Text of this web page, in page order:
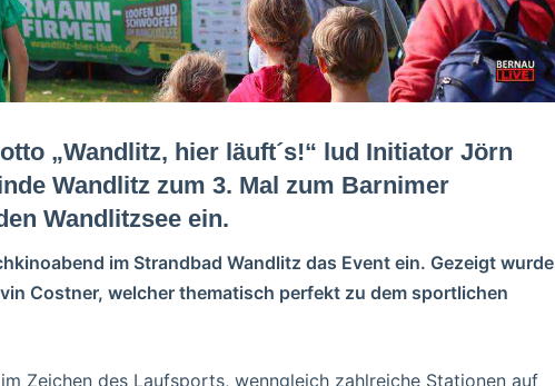
„Wandlitz, hier läuft´s!“ lud Initiator Jörn
Wandlitz zum 3. Mal zum Barnimer
Wandlitzsee ein.
im Strandbad Wandlitz das Event ein. Gezeigt wurde
Costner, welcher thematisch perfekt zu dem sportlichen
Zeichen des Laufsports, wenngleich zahlreiche Stationen auf